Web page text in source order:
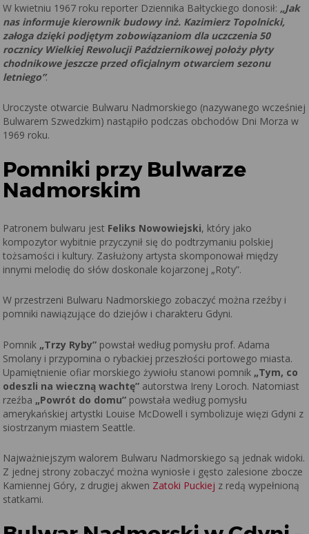
W kwietniu 1967 roku reporter Dziennika Bałtyckiego donosił: „Jak
nas informuje kierownik budowy inż. Kazimierz Topolnicki,
załoga dzięki podjętym zobowiązaniom dla uczczenia 50
rocznicy Wielkiej Rewolucji Październikowej położy płyty
chodnikowe jeszcze przed oficjalnym otwarciem sezonu
letniego”.
Uroczyste otwarcie Bulwaru Nadmorskiego (nazywanego wcześniej
Bulwarem Szwedzkim) nastąpiło podczas obchodów Dni Morza w
1969 roku.
Pomniki przy Bulwarze
Nadmorskim
Patronem bulwaru jest Feliks Nowowiejski, który jako
kompozytor wybitnie przyczynił się do podtrzymaniu polskiej
tożsamości i kultury. Zasłużony artysta skomponował między
innymi melodię do słów doskonale kojarzonej „Roty”.
W przestrzeni Bulwaru Nadmorskiego zobaczyć można rzeźby i
pomniki nawiązujące do dziejów i charakteru Gdyni.
Pomnik „Trzy Ryby” powstał według pomysłu prof. Adama
Smolany i przypomina o rybackiej przeszłości portowego miasta.
Upamiętnienie ofiar morskiego żywiołu stanowi pomnik „Tym, co
odeszli na wieczną wachtę” autorstwa Ireny Loroch. Natomiast
rzeźba „Powrót do domu” powstała według pomysłu
amerykańskiej artystki Louise McDowell i symbolizuje więzi Gdyni z
siostrzanym miastem Seattle.
Najważniejszym walorem Bulwaru Nadmorskiego są jednak widoki.
Z jednej strony zobaczyć można wyniosłe i gęsto zalesione zbocze
Kamiennej Góry, z drugiej akwen Zatoki Puckiej z redą wypełnioną
statkami.